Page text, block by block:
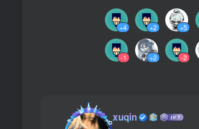
+4 +2 +5
-1 +2 -2
xuqin